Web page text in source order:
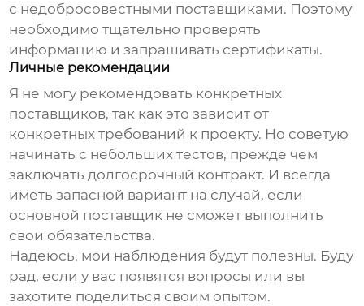
с недобросовестными поставщиками. Поэтому
необходимо тщательно проверять
информацию и запрашивать сертификаты.
Личные рекомендации
Я не могу рекомендовать конкретных
поставщиков, так как это зависит от
конкретных требований к проекту. Но советую
начинать с небольших тестов, прежде чем
заключать долгосрочный контракт. И всегда
иметь запасной вариант на случай, если
основной поставщик не сможет выполнить
свои обязательства.
Надеюсь, мои наблюдения будут полезны. Буду
рад, если у вас появятся вопросы или вы
захотите поделиться своим опытом.